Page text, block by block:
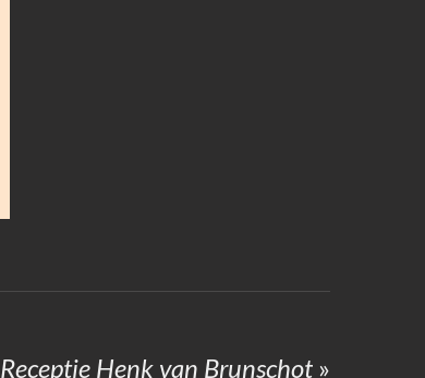
Receptie Henk van Brunschot »